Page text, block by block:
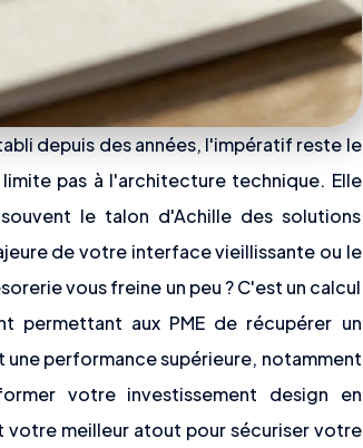
depuis des années, l'impératif reste le
pas à l'architecture technique. Elle
le talon d'Achille des solutions
de votre interface vieillissante ou le
vous freine un peu ? C'est un calcul
permettant aux PME de récupérer un
performance supérieure, notamment
votre investissement design en
meilleur atout pour sécuriser votre